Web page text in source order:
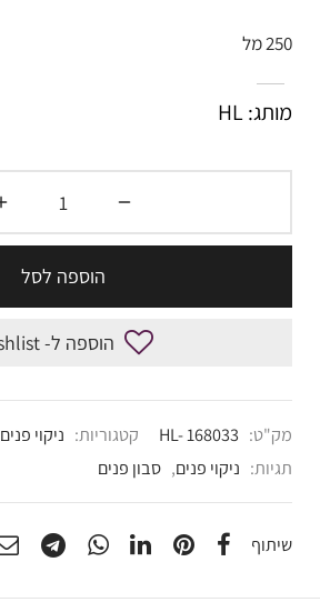
250 מל
מותג: HL
הוספה לסל
הוספה ל- Wishlist
מק"ט: HL- 168033 קטגוריות: ניקוי פנים
תגיות: ניקוי פנים, סבון פנים
שיתוף